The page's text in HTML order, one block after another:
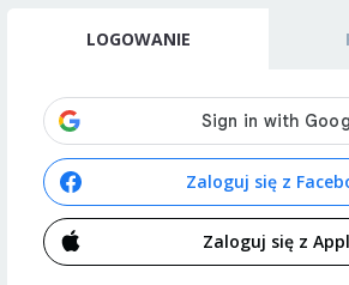
LOGOWANIE
Zaloguj się z
Zaloguj się z